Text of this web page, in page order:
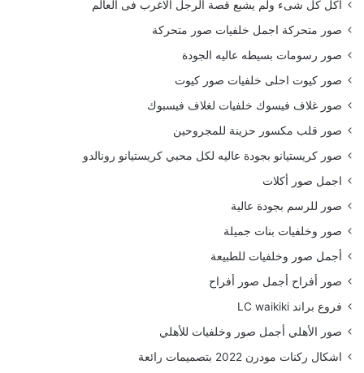
أكل كل شىء ولم يشبع قصة الرجل الاغرب فى العالم
صور متحركة اجمل خلفيات صور متحركة
صور رسومات بسيطه عاليه الجودة
صور كيوت احلى خلفيات صور كيوت
صور غلاف فيسوك خلفيات لغلاف فيسبوك
صور قلب مكسور حزينة للمجروحين
صور كريستيانو بجودة عاليه لكل محبي كريستيانو رونالدو
اجمل صور أكلات
صور للرسم بجودة عالية
صور وخلفيات بنات جميلة
أجمل صور وخلفيات للطبيعة
صور أفراح أجمل صور أفراح
فروع براند LC waikiki
صور الأهلي أجمل صور وخلفيات للأهلي
اشكال ركنات مودرن 2022 بتصميمات رائعة